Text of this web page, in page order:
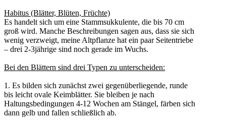
Habitus (Blätter, Blüten, Früchte)
Es handelt sich um eine Stammsukkulente, die bis 70 cm
groß wird. Manche Beschreibungen sagen aus, dass sie sich
wenig verzweigt, meine Altpflanze hat ein paar Seitentriebe
– drei 2-3jährige sind noch gerade im Wuchs.
Bei den Blättern sind drei Typen zu unterscheiden:
1. Es bilden sich zunächst zwei gegenüberliegende, runde
bis leicht ovale Keimblätter. Sie bleiben je nach
Haltungsbedingungen 4-12 Wochen am Stängel, färben sich
dann gelb und fallen schließlich ab.